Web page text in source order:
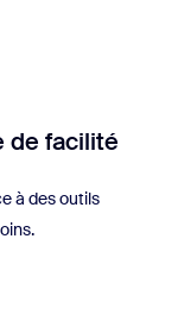
de facilité
à des outils